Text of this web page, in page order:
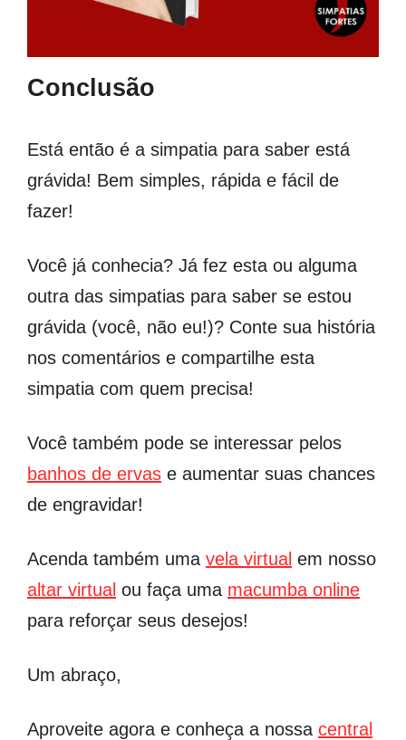
Conclusão
Está então é a simpatia para saber está
grávida! Bem simples, rápida e fácil de
fazer!
Você já conhecia? Já fez esta ou alguma
outra das simpatias para saber se estou
grávida (você, não eu!)? Conte sua história
nos comentários e compartilhe esta
simpatia com quem precisa!
Você também pode se interessar pelos
banhos de ervas e aumentar suas chances
de engravidar!
Acenda também uma vela virtual em nosso
altar virtual ou faça uma macumba online
para reforçar seus desejos!
Um abraço,
Aproveite agora e conheça a nossa central